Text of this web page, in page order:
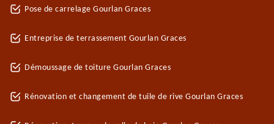
Pose de carrelage Gourlan Graces
Entreprise de terrassement Gourlan Graces
Démoussage de toiture Gourlan Graces
Rénovation et changement de tuile de rive Gourlan Graces